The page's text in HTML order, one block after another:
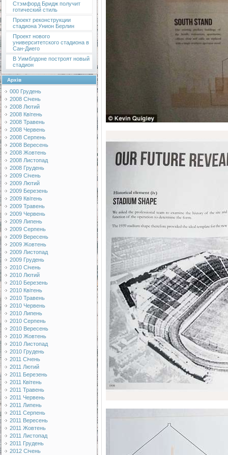
Стэмфорд Бридж получит
готический стиль
Проект реконструкции
стадиона Унион Берлин
Проект нового
университетского стадиона в
Сан-Диего
В Уимблдоне построят новый
стадион
Архів
000 Грудень
2008 Січень
2008 Лютий
2008 Квітень
2008 Травень
2008 Червень
2008 Серпень
2008 Вересень
2008 Жовтень
2008 Листопад
2008 Грудень
2009 Січень
2009 Лютий
2009 Березень
2009 Квітень
2009 Травень
2009 Червень
2009 Липень
2009 Серпень
2009 Вересень
2009 Жовтень
2009 Листопад
2009 Грудень
2010 Січень
2010 Лютий
2010 Березень
2010 Квітень
2010 Травень
2010 Червень
2010 Липень
2010 Серпень
2010 Вересень
2010 Жовтень
2010 Листопад
2010 Грудень
2011 Січень
2011 Лютий
2011 Березень
2011 Квітень
2011 Травень
2011 Червень
2011 Липень
2011 Серпень
2011 Вересень
2011 Жовтень
2011 Листопад
2011 Грудень
2012 Січень